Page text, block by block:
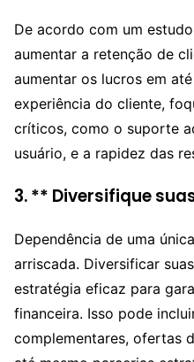
De acordo com um
aumentar a retenção de
aumentar os lucros em
experiência do cliente,
críticos, como o suporte
usuário, e a rapidez das
3. ** Diversifique
Dependência de uma
arriscada. Diversificar
estratégia eficaz para
financeira. Isso pode
complementares, ofertas